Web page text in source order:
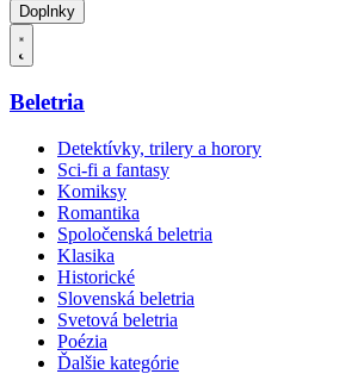
Doplnky
Beletria
Detektívky, trilery a horory
Sci-fi a fantasy
Komiksy
Romantika
Spoločenská beletria
Klasika
Historické
Slovenská beletria
Svetová beletria
Poézia
Ďalšie kategórie